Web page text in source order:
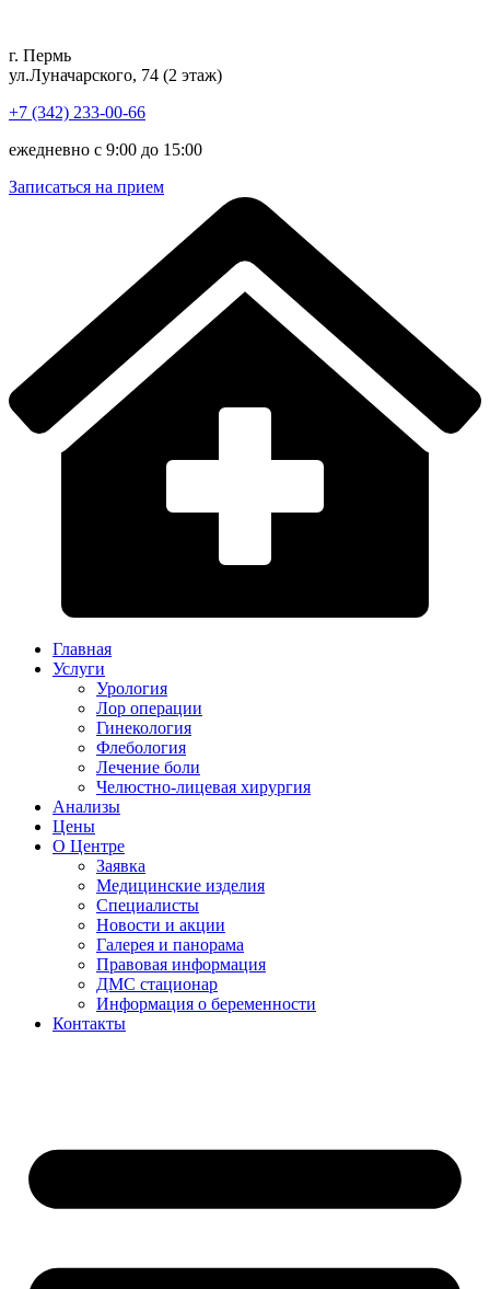
содержимому
г. Пермь
ул.Луначарского, 74 (2 этаж)
+7 (342) 233-00-66
ежедневно с 9:00 до 15:00
Записаться на прием
Главная
Услуги
Урология
Лор операции
Гинекология
Флебология
Лечение боли
Челюстно-лицевая хирургия
Анализы
Цены
О Центре
Заявка
Медицинские изделия
Специалисты
Новости и акции
Галерея и панорама
Правовая информация
ДМС стационар
Информация о беременности
Контакты